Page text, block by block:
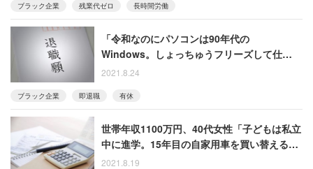
ブラック企業 残業代ゼロ 長時間労働
「令和なのにパソコンは90年代の
Windows。しょっちゅうフリーズして仕事に
ならない」職場を3カ月で辞めた女性
2021.8.24
ブラック企業 即退職 有休
世帯年収1100万円、40代女性「子どもは私立
中に進学。15年目の自家用車を買い替える余
裕もありません」
2021.8.19